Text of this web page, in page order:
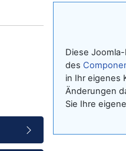
Diese
des
in Ihr eigenes
Änderungen
Sie Ihre